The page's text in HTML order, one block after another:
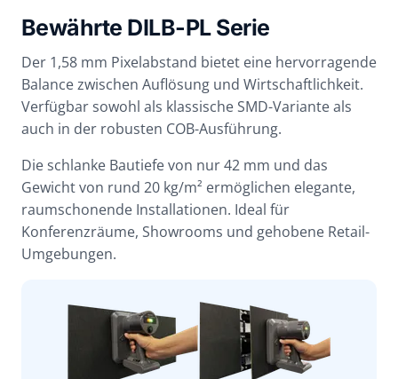
Bewährte DILB-PL Serie
Der 1,58 mm Pixelabstand bietet eine hervorragende
Balance zwischen Auflösung und Wirtschaftlichkeit.
Verfügbar sowohl als klassische SMD-Variante als
auch in der robusten COB-Ausführung.
Die schlanke Bautiefe von nur 42 mm und das
Gewicht von rund 20 kg/m² ermöglichen elegante,
raumschonende Installationen. Ideal für
Konferenzräume, Showrooms und gehobene Retail-
Umgebungen.